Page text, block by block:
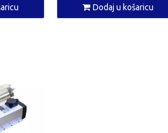
Dodaj u košaricu